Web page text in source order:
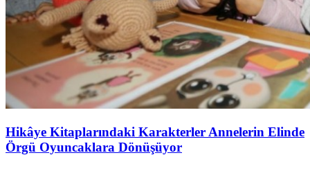
Hikâye Kitaplarındaki Karakterler Annelerin Elinde
Örgü Oyuncaklara Dönüşüyor